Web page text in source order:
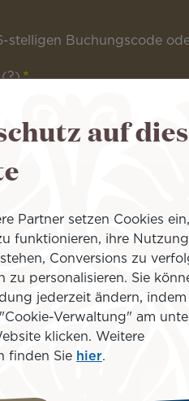
Buchungscode
(?)
Wie
Melden Sie
Geben Sie
Bestätigen
Ihre
So einfach
Bestätigung zum
auf
Partner setzen Cookies
funktionieren, ihre Nutzung
Conversions zu
zu personalisieren. Sie
jederzeit ändern, indem
Verwaltung" am
klicken. Weitere
finden Sie hier.